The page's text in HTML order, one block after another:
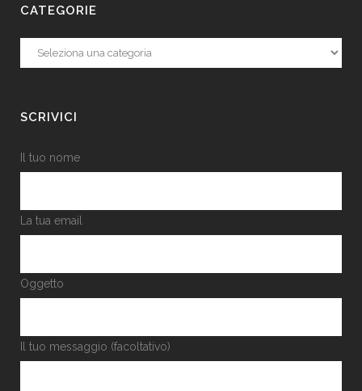
CATEGORIE
Categorie
SCRIVICI
Il tuo nome
La tua email
Oggetto
Il tuo messaggio (facoltativo)